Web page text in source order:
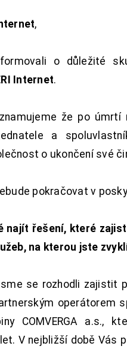
,
o důležité
Internet.
že po úmrtí
a
o ukončení své
pokračovat v
najít řešení, které
na kterou jste
se rozhodli zajistit
operátorem
COMVERGA a.s.,
V nejbližší době Vás